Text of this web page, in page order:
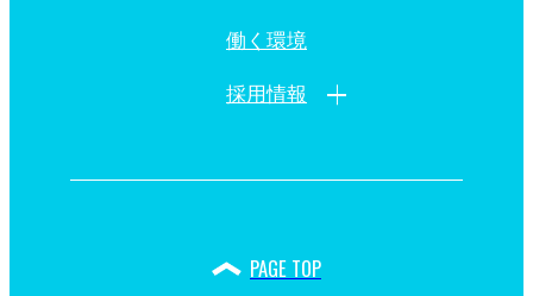
働く環境
採用情報
PAGE TOP